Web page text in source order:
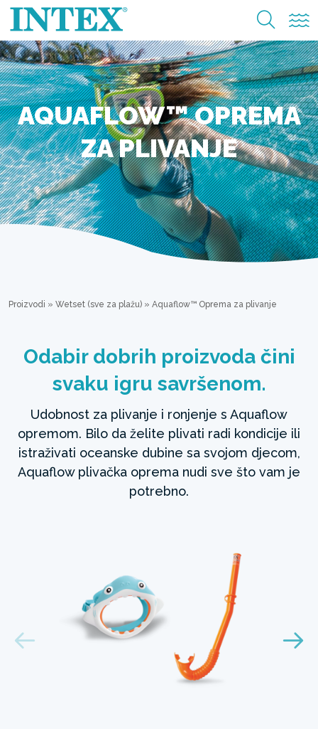
AQUAFLOW™ OPREMA
ZA PLIVANJE
Proizvodi » Wetset (sve za plažu) » Aquaflow™ Oprema za plivanje
Odabir dobrih proizvoda čini
svaku igru savršenom.
Udobnost za plivanje i ronjenje s Aquaflow
opremom. Bilo da želite plivati radi kondicije ili
istraživati oceanske dubine sa svojom djecom,
Aquaflow plivačka oprema nudi sve što vam je
potrebno.